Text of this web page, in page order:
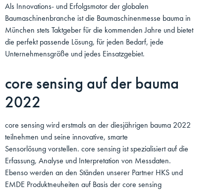
Als Innovations- und Erfolgsmotor der globalen
Baumaschinenbranche ist die Baumaschinenmesse bauma in
München stets Taktgeber für die kommenden Jahre und bietet
die perfekt passende Lösung, für jeden Bedarf, jede
Unternehmensgröße und jedes Einsatzgebiet.
core sensing auf der bauma
2022
core sensing wird erstmals an der diesjährigen bauma 2022
teilnehmen und seine innovative, smarte
Sensorlösung vorstellen. core sensing ist spezialisiert auf die
Erfassung, Analyse und Interpretation von Messdaten.
Ebenso werden an den Ständen unserer Partner HKS und
EMDE Produktneuheiten auf Basis der core sensing